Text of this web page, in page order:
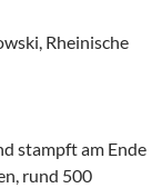
Rheinische
stampft am Ende
rund 500